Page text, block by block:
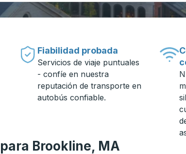
Fiabilidad probada
Servicios de viaje puntuales
- confíe en nuestra
reputación de transporte en
autobús confiable.
Brookline, MA